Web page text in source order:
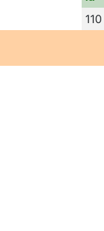
110